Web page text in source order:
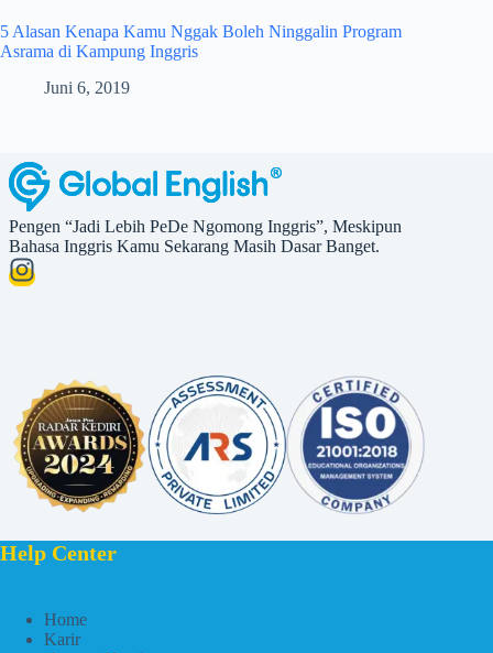
5 Alasan Kenapa Kamu Nggak Boleh Ninggalin Program
Asrama di Kampung Inggris
Juni 6, 2019
Pengen “Jadi Lebih PeDe Ngomong Inggris”, Meskipun
Bahasa Inggris Kamu Sekarang Masih Dasar Banget.
Help Center
Home
Karir